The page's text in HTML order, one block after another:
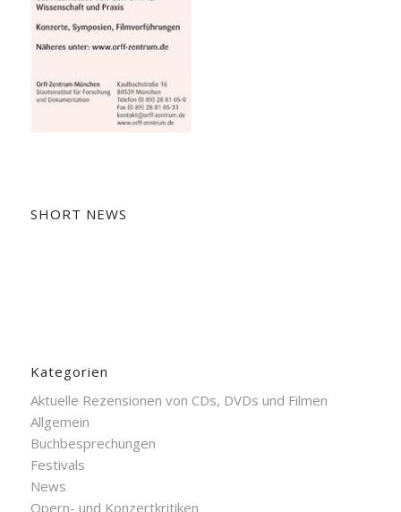
SHORT NEWS
Kategorien
Aktuelle Rezensionen von CDs, DVDs und Filmen
Allgemein
Buchbesprechungen
Festivals
News
Opern- und Konzertkritiken